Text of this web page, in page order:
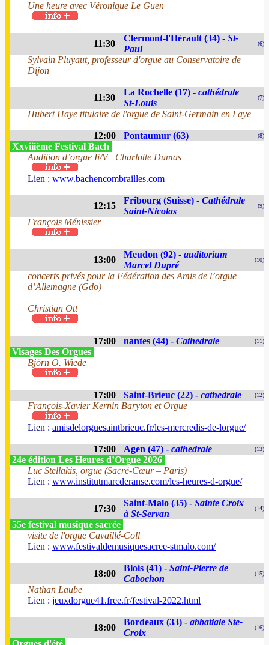
Une heure avec Véronique Le Guen
11:30
Clermont-l'Hérault (34) - St-
Paul
(6)
Sylvain Pluyaut, professeur d'orgue au Conservatoire de
Dijon
11:30
La Rochelle (17) - cathédrale
St-Louis
(7)
Hubert Haye titulaire de l'orgue de Saint-Germain en Laye
12:00 Pontaumur (63) (8)
Xxviiième Festival Bach
Audition d’orgue Ii/V | Charlotte Dumas
Lien : www.bachencombrailles.com
12:15
Fribourg (Suisse) - Cathédrale
Saint-Nicolas
(9)
François Ménissier
13:00
Meudon (92) - auditorium
Marcel Dupré
(10)
concerts privés pour la Fédération des Amis de l’orgue
d’Allemagne (Gdo)
Christian Ott
17:00 nantes (44) - Cathedrale (11)
Visages Des Orgues
Björn O. Wiede
17:00 Saint-Brieuc (22) - cathedrale (12)
François-Xavier Kernin Baryton et Orgue
Lien : amisdelorguesaintbrieuc.fr/les-mercredis-de-lorgue/
17:00 Agen (47) - cathedrale (13)
24e édition Les Heures d’Orgue 2026
Luc Stellakis, orgue (Sacré-Cœur – Paris)
Lien : www.institutmarcderanse.com/les-heures-d-orgue/
17:30
Saint-Malo (35) - Sainte Croix
à St-Servan
(14)
55e festival musique sacrée
visite de l'orgue Cavaillé-Coll
Lien : www.festivaldemusiquesacree-stmalo.com/
18:00
Blois (41) - Saint-Pierre de
Cabochon
(15)
Nathan Laube
Lien : jeuxdorgue41.free.fr/festival-2022.html
18:00
Bordeaux (33) - abbatiale Ste-
Croix
(16)